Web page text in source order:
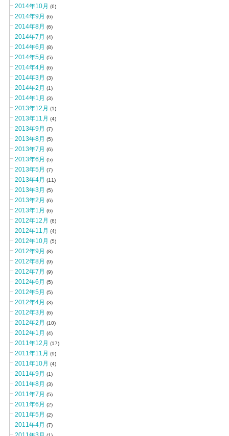
2014年10月 (6)
2014年9月 (6)
2014年8月 (6)
2014年7月 (4)
2014年6月 (8)
2014年5月 (5)
2014年4月 (6)
2014年3月 (3)
2014年2月 (1)
2014年1月 (3)
2013年12月 (1)
2013年11月 (4)
2013年9月 (7)
2013年8月 (5)
2013年7月 (6)
2013年6月 (5)
2013年5月 (7)
2013年4月 (11)
2013年3月 (5)
2013年2月 (6)
2013年1月 (6)
2012年12月 (6)
2012年11月 (4)
2012年10月 (5)
2012年9月 (8)
2012年8月 (9)
2012年7月 (9)
2012年6月 (5)
2012年5月 (5)
2012年4月 (3)
2012年3月 (6)
2012年2月 (10)
2012年1月 (4)
2011年12月 (17)
2011年11月 (9)
2011年10月 (4)
2011年9月 (1)
2011年8月 (3)
2011年7月 (5)
2011年6月 (2)
2011年5月 (2)
2011年4月 (7)